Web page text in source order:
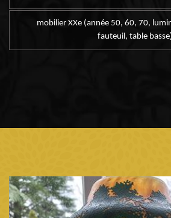
mobilier XXe (année 50, 60, 70,
fauteuil, table